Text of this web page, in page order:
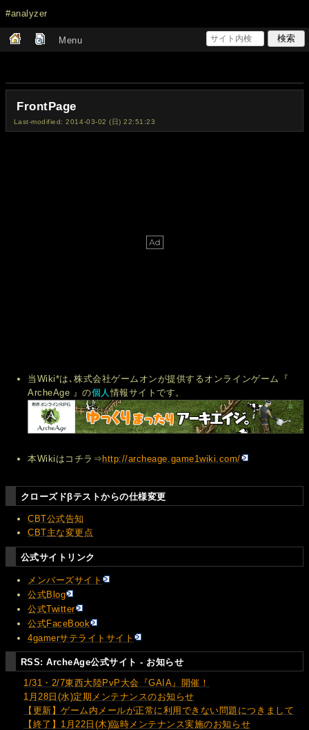
#analyzer
Menu
FrontPage
Last-modified: 2014-03-02 (日) 22:51:23
当Wiki*は､株式会社ゲームオンが提供するオンラインゲーム『
ArcheAge 』の個人情報サイトです。
本Wikiはコチラ⇒ http://archeage.game1wiki.com/
クローズドβテストからの仕様変更
CBT公式告知
CBT主な変更点
公式サイトリンク
メンバーズサイト
公式Blog
公式Twitter
公式FaceBook
4gamerサテライトサイト
RSS: ArcheAge公式サイト - お知らせ
1/31・2/7東西大陸PvP大会『GAIA』開催！
1月28日(水)定期メンテナンスのお知らせ
【更新】ゲーム内メールが正常に利用できない問題につきまして
【終了】1月22日(木)臨時メンテナンス実施のお知らせ